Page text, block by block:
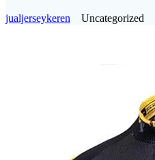
jualjerseykeren Uncategorized